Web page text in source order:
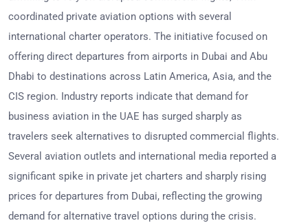
coordinated private aviation options with several
international charter operators. The initiative focused on
offering direct departures from airports in Dubai and Abu
Dhabi to destinations across Latin America, Asia, and the
CIS region. Industry reports indicate that demand for
business aviation in the UAE has surged sharply as
travelers seek alternatives to disrupted commercial flights.
Several aviation outlets and international media reported a
significant spike in private jet charters and sharply rising
prices for departures from Dubai, reflecting the growing
demand for alternative travel options during the crisis.